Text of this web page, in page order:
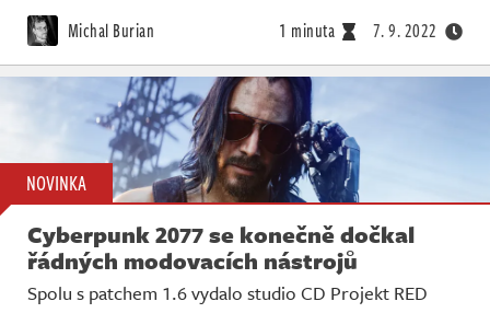
Michal Burian 1 minuta 7. 9. 2022
NOVINKA
Cyberpunk 2077 se konečně dočkal
řádných modovacích nástrojů
Spolu s patchem 1.6 vydalo studio CD Projekt RED